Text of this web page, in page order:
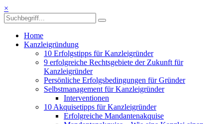
×
Home
Kanzleigründung
10 Erfolgstipps für Kanzleigründer
9 erfolgreiche Rechtsgebiete der Zukunft für
Kanzleigründer
Persönliche Erfolgsbedingungen für Gründer
Selbstmanagement für Kanzleigründer
Interventionen
10 Akquisetipps für Kanzleigründer
Erfolgreiche Mandantenakquise